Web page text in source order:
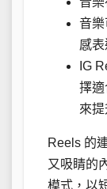
音
感
IG
擇
來提
Reels 的
又吸睛的
模式，以